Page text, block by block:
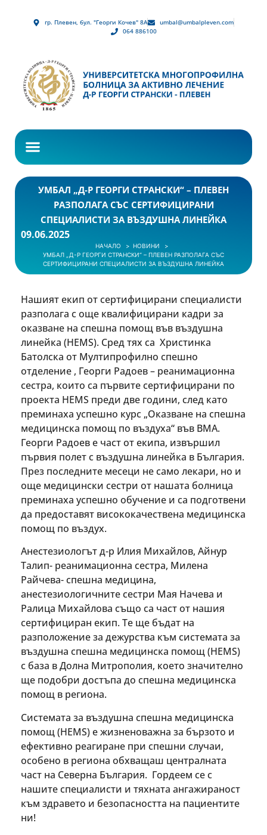
гр. Плевен, бул. "Георги Кочев" 8А
umbal@umbalpleven.com
064 886100
УМБАЛ „Д-Р ГЕОРГИ СТРАНСКИ“ – ПЛЕВЕН
РАЗПОЛАГА СЪС СЕРТИФИЦИРАНИ
СПЕЦИАЛИСТИ ЗА ВЪЗДУШНА ЛИНЕЙКА
09.06.2025
НАЧАЛО
НОВИНИ
УМБАЛ „Д-Р ГЕОРГИ СТРАНСКИ“ – ПЛЕВЕН РАЗПОЛАГА СЪС
СЕРТИФИЦИРАНИ СПЕЦИАЛИСТИ ЗА ВЪЗДУШНА ЛИНЕЙКА
Нашият екип от сертифицирани специалисти
разполага с още квалифицирани кадри за
оказване на спешна помощ във въздушна
линейка (HEMS). Сред тях са Христинка
Батолска от Мултипрофилно спешно
отделение , Георги Радоев – реанимационна
сестра, които са първите сертифицирани по
проекта HEMS преди две години, след като
преминаха успешно курс „Оказване на спешна
медицинска помощ по въздуха“ във ВМА.
Георги Радоев е част от екипа, извършил
първия полет с въздушна линейка в България.
През последните месеци не само лекари, но и
още медицински сестри от нашата болница
преминаха успешно обучение и са подготвени
да предоставят висококачествена медицинска
помощ по въздух.
Анестезиологът д-р Илия Михайлов, Айнур
Талип- реанимационна сестра, Милена
Райчева- спешна медицина,
анестезиологичните сестри Мая Начева и
Ралица Михайлова също са част от нашия
сертифициран екип. Те ще бъдат на
разположение за дежурства към системата за
въздушна спешна медицинска помощ (HEMS)
с база в Долна Митрополия, което значително
ще подобри достъпа до спешна медицинска
помощ в региона.
Системата за въздушна спешна медицинска
помощ (HEMS) е жизненоважна за бързото и
ефективно реагиране при спешни случаи,
особено в региона обхващаш централната
част на Северна България. Гордеем се с
нашите специалисти и тяхната ангажираност
към здравето и безопасността на пациентите
ни!